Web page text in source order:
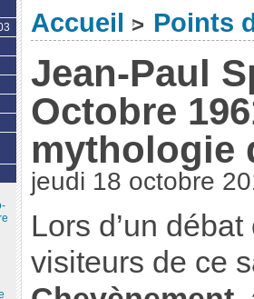
Accueil > Points
Jean-Paul
Octobre
mythologie
jeudi 18 octobre
Lors d’un
visiteurs de ce